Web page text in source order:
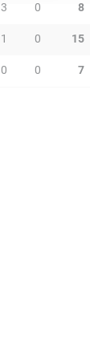
3 0 8
1 0 15
0 0 7